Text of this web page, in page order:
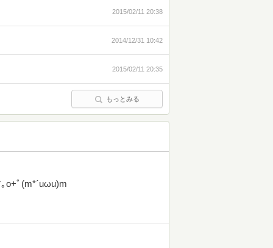
2015/02/11 20:38
2014/12/31 10:42
2015/02/11 20:35
もっとみる
o+ﾟ(m*´uωu)m